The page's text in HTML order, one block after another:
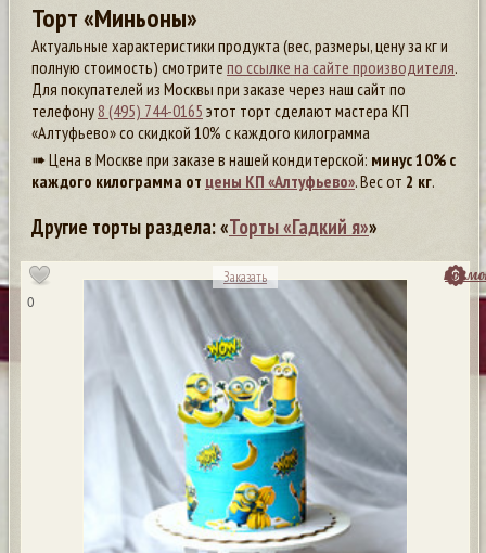
Торт «Миньоны»
Актуальные характеристики продукта (вес, размеры, цену за кг и
полную стоимость) смотрите по ссылке на сайте производителя.
Для покупателей из Москвы при заказе через наш сайт по
телефону 8 (495) 744-0165 этот торт сделают мастера КП
«Алтуфьево» со скидкой 10% с каждого килограмма
➠ Цена в Москве при заказе в нашей кондитерской: минус 10% с
каждого килограмма от цены КП «Алтуфьево». Вес от 2 кг.
Другие торты раздела: «Торты «Гадкий я»»
0
Заказать